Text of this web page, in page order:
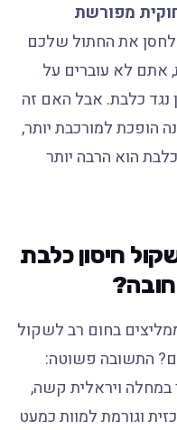
מפורשת
את החתול שלכם
אתם לא עוברים על
כלבת. אבל האם זה
הופכת למורכבת יותר,
הוא הרבה יותר
חיסון כלבת
בחום רב לשקול
התשובה פשוטה:
ויראלית קשה,
וגורמת למוות כמעט